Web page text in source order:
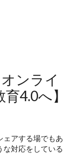
ンライ
4.0へ】
ェアする場でもあ
な対応をしている